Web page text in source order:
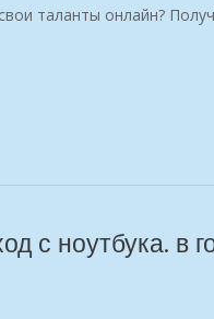
таланты онлайн?
с ноутбука. в